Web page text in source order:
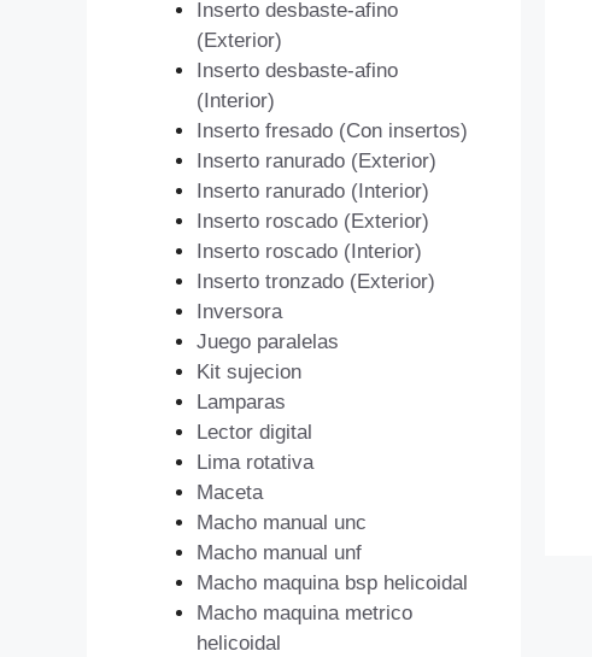
Inserto desbaste-afino
(Exterior)
Inserto desbaste-afino
(Interior)
Inserto fresado (Con insertos)
Inserto ranurado (Exterior)
Inserto ranurado (Interior)
Inserto roscado (Exterior)
Inserto roscado (Interior)
Inserto tronzado (Exterior)
Inversora
Juego paralelas
Kit sujecion
Lamparas
Lector digital
Lima rotativa
Maceta
Macho manual unc
Macho manual unf
Macho maquina bsp helicoidal
Macho maquina metrico
helicoidal